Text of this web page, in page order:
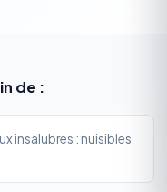
de :
insalubres : nuisibles